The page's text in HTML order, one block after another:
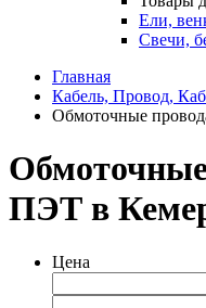
Ели,
Свечи,
Главная
Кабель, Провод,
Обмоточные
ПЭТ в
Цена